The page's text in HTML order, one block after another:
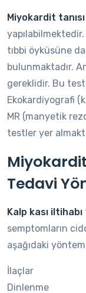
Miyokardit tanısı
tıbbi öyküsüne
bulunmaktadır.
gereklidir. Bu
Ekokardiyografi
MR (manyetik
testler yer
Tedavi
Kalp kası iltihabı
semptomların
aşağıdaki
İlaçlar
Dinlenme